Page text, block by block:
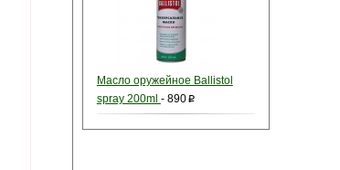
Масло оружейное Ballistol
spray 200ml - 890p